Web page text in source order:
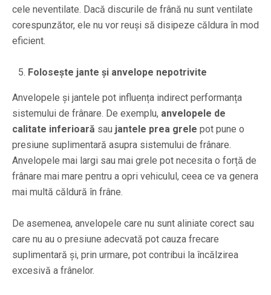
cele neventilate. Dacă discurile de frână nu sunt ventilate
corespunzător, ele nu vor reuși să disipeze căldura în mod
eficient.
Folosește jante și anvelope nepotrivite
Anvelopele și jantele pot influența indirect performanța
sistemului de frânare. De exemplu, anvelopele de
calitate inferioară sau jantele prea grele pot pune o
presiune suplimentară asupra sistemului de frânare.
Anvelopele mai largi sau mai grele pot necesita o forță de
frânare mai mare pentru a opri vehiculul, ceea ce va genera
mai multă căldură în frâne.
De asemenea, anvelopele care nu sunt aliniate corect sau
care nu au o presiune adecvată pot cauza frecare
suplimentară și, prin urmare, pot contribui la încălzirea
excesivă a frânelor.